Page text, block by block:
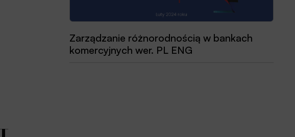
Zarządzanie różnorodnością w bankach
komercyjnych wer. PL ENG